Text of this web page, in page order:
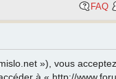
FAQ
»), vous
à « http://